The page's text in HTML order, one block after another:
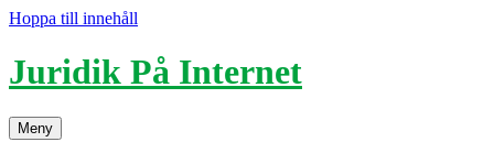
Hoppa till innehåll
Juridik På Internet
Meny